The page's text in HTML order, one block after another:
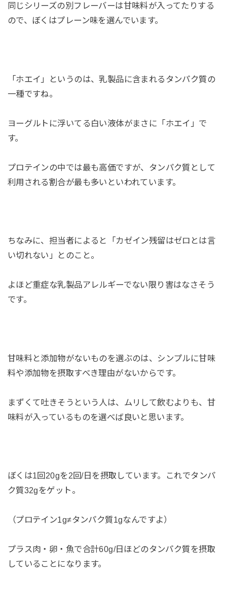
同じシリーズの別フレーバーは甘味料が入ってたりする
ので、ぼくはプレーン味を選んでいます。
「ホエイ」というのは、乳製品に含まれるタンパク質の
一種ですね。
ヨーグルトに浮いてる白い液体がまさに「ホエイ」で
す。
プロテインの中では最も高価ですが、タンパク質として
利用される割合が最も多いといわれています。
ちなみに、担当者によると「カゼイン残留はゼロとは言
い切れない」とのこと。
よほど重症な乳製品アレルギーでない限り害はなさそう
です。
甘味料と添加物がないものを選ぶのは、シンプルに甘味
料や添加物を摂取すべき理由がないからです。
まずくて吐きそうという人は、ムリして飲むよりも、甘
味料が入っているものを選べば良いと思います。
ぼくは1回20gを2回/日を摂取しています。これでタンパ
ク質32gをゲット。
（プロテイン1g≠タンパク質1gなんですよ）
プラス肉・卵・魚で合計60g/日ほどのタンパク質を摂取
していることになります。